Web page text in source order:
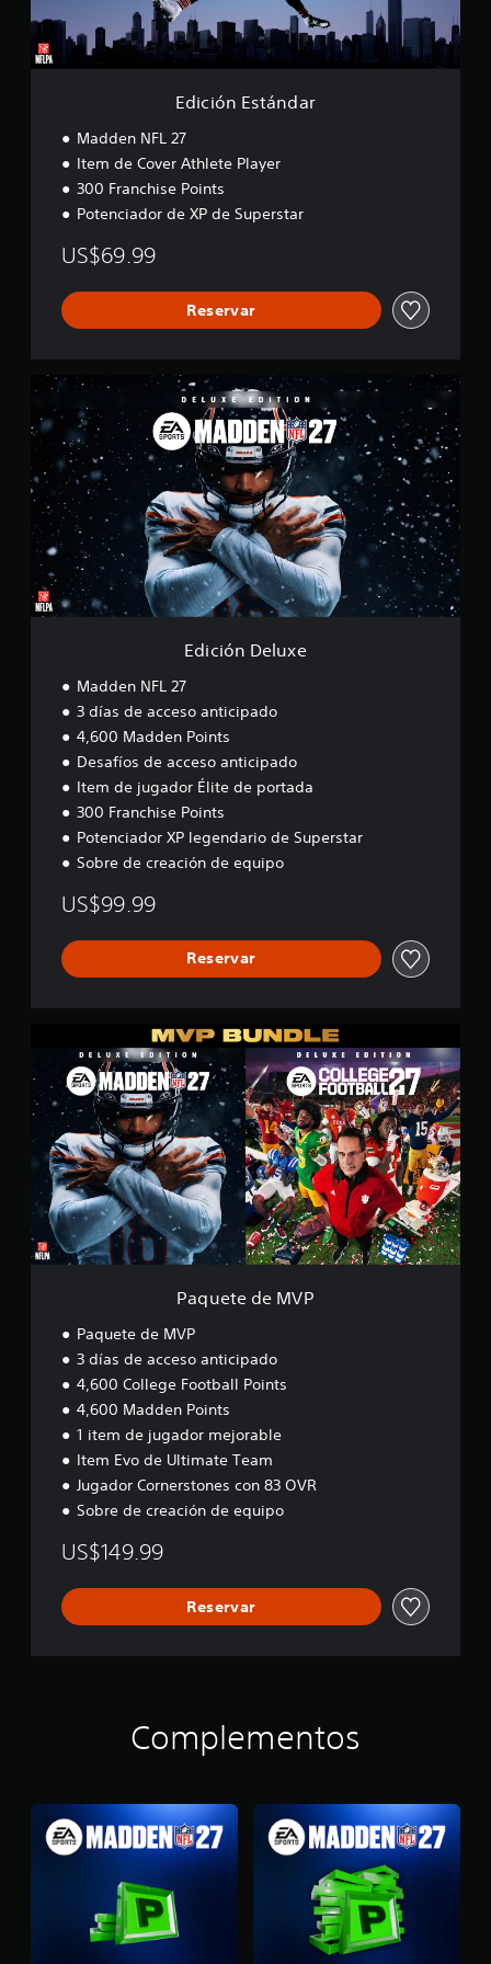
n
d
Edición Estándar
Madden NFL 27
Item de Cover Athlete Player
300 Franchise Points
Potenciador de XP de Superstar
US$69.99
Reservar
i
i
ó
n
D
e
u
x
e
Edición Deluxe
Madden NFL 27
3 días de acceso anticipado
4,600 Madden Points
Desafíos de acceso anticipado
Item de jugador Élite de portada
300 Franchise Points
Potenciador XP legendario de Superstar
Sobre de creación de equipo
US$99.99
Reservar
q
e
d
e
M
P
Paquete de MVP
Paquete de MVP
3 días de acceso anticipado
4,600 College Football Points
4,600 Madden Points
1 item de jugador mejorable
Item Evo de Ultimate Team
Jugador Cornerstones con 83 OVR
Sobre de creación de equipo
US$149.99
Reservar
Complementos